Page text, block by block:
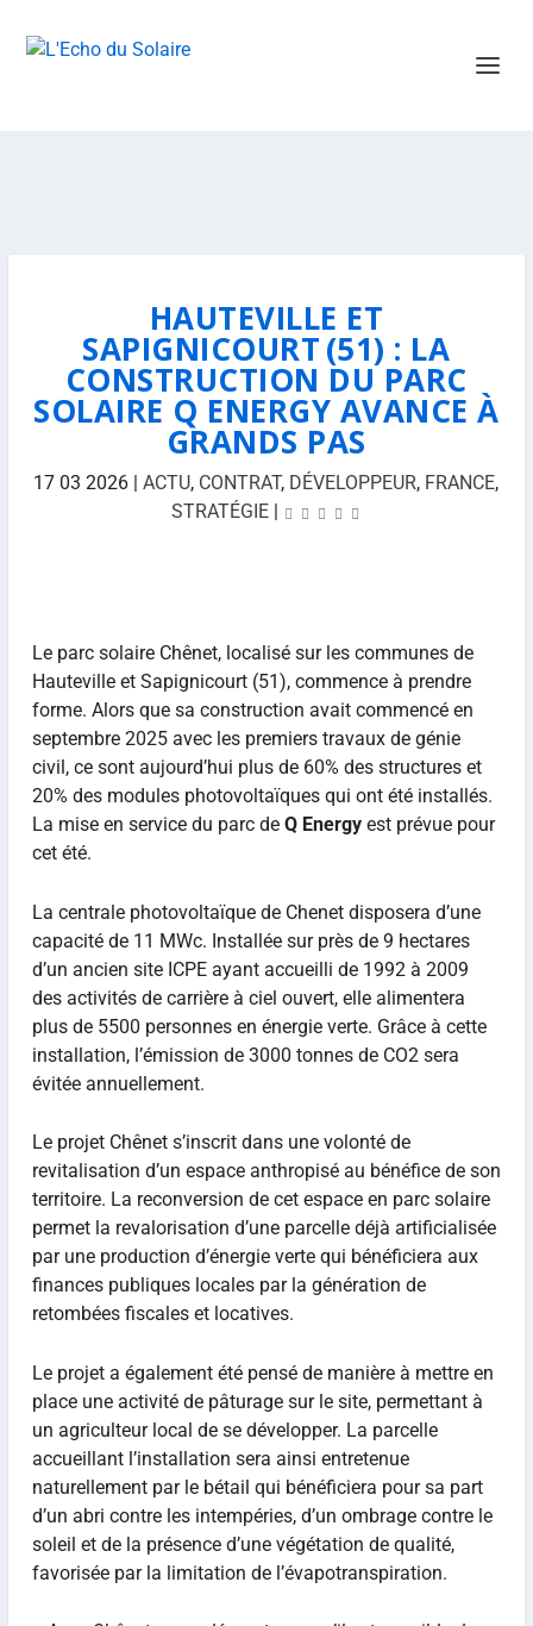
HAUTEVILLE ET
SAPIGNICOURT (51) : LA
CONSTRUCTION DU PARC
SOLAIRE Q ENERGY AVANCE À
GRANDS PAS
17 03 2026 |ACTU, CONTRAT, DÉVELOPPEUR, FRANCE,
STRATÉGIE|
Le parc solaire Chênet, localisé sur les communes de
Hauteville et Sapignicourt (51), commence à prendre
forme. Alors que sa construction avait commencé en
septembre 2025 avec les premiers travaux de génie
civil, ce sont aujourd’hui plus de 60% des structures et
20% des modules photovoltaïques qui ont été installés.
La mise en service du parc de Q Energyest prévue pour
cet été.
La centrale photovoltaïque de Chenet disposera d’une
capacité de 11 MWc. Installée sur près de 9 hectares
d’un ancien site ICPE ayant accueilli de 1992 à 2009
des activités de carrière à ciel ouvert, elle alimentera
plus de 5500 personnes en énergie verte. Grâce à cette
installation, l’émission de 3000 tonnes de CO2 sera
évitée annuellement.
Le projet Chênet s’inscrit dans une volonté de
revitalisation d’un espace anthropisé au bénéfice de son
territoire. La reconversion de cet espace en parc solaire
permet la revalorisation d’une parcelle déjà artificialisée
par une production d’énergie verte qui bénéficiera aux
finances publiques locales par la génération de
retombées fiscales et locatives.
Le projet a également été pensé de manière à mettre en
place une activité de pâturage sur le site, permettant à
un agriculteur local de se développer. La parcelle
accueillant l’installation sera ainsi entretenue
naturellement par le bétail qui bénéficiera pour sa part
d’un abri contre les intempéries, d’un ombrage contre le
soleil et de la présence d’une végétation de qualité,
favorisée par la limitation de l’évapotranspiration.